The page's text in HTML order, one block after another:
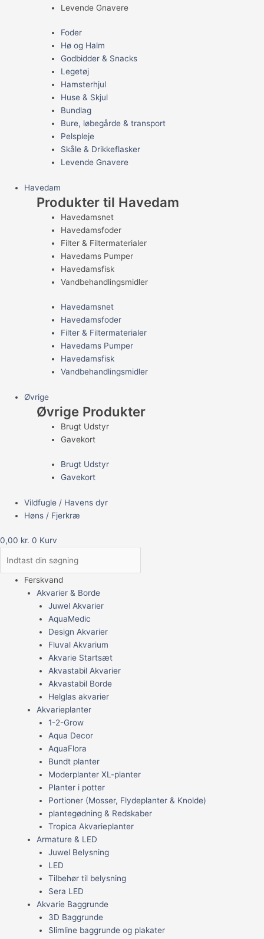
Levende Gnavere
Foder
Hø og Halm
Godbidder & Snacks
Legetøj
Hamsterhjul
Huse & Skjul
Bundlag
Bure, løbegårde & transport
Pelspleje
Skåle & Drikkeflasker
Levende Gnavere
Havedam
Produkter til Havedam
Havedamsnet
Havedamsfoder
Filter & Filtermaterialer
Havedams Pumper
Havedamsfisk
Vandbehandlingsmidler
Havedamsnet
Havedamsfoder
Filter & Filtermaterialer
Havedams Pumper
Havedamsfisk
Vandbehandlingsmidler
Øvrige
Øvrige Produkter
Brugt Udstyr
Gavekort
Brugt Udstyr
Gavekort
Vildfugle / Havens dyr
Høns / Fjerkræ
0,00 kr. 0 Kurv
Ferskvand
Akvarier & Borde
Juwel Akvarier
AquaMedic
Design Akvarier
Fluval Akvarium
Akvarie Startsæt
Akvastabil Akvarier
Akvastabil Borde
Helglas akvarier
Akvarieplanter
1-2-Grow
Aqua Decor
AquaFlora
Bundt planter
Moderplanter XL-planter
Planter i potter
Portioner (Mosser, Flydeplanter & Knolde)
plantegødning & Redskaber
Tropica Akvarieplanter
Armature & LED
Juwel Belysning
LED
Tilbehør til belysning
Sera LED
Akvarie Baggrunde
3D Baggrunde
Slimline baggrunde og plakater